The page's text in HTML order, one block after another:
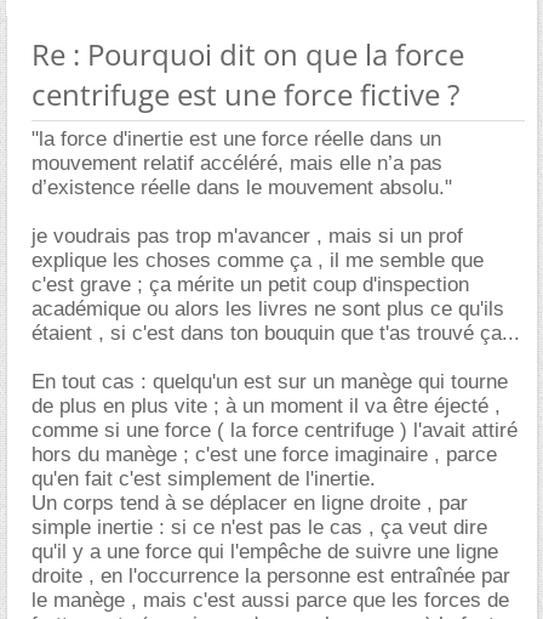
Re : Pourquoi dit on que la force
centrifuge est une force fictive ?
"la force d'inertie est une force réelle dans un
mouvement relatif accéléré, mais elle n’a pas
d’existence réelle dans le mouvement absolu."
je voudrais pas trop m'avancer , mais si un prof
explique les choses comme ça , il me semble que
c'est grave ; ça mérite un petit coup d'inspection
académique ou alors les livres ne sont plus ce qu'ils
étaient , si c'est dans ton bouquin que t'as trouvé ça...
En tout cas : quelqu'un est sur un manège qui tourne
de plus en plus vite ; à un moment il va être éjecté ,
comme si une force ( la force centrifuge ) l'avait attiré
hors du manège ; c'est une force imaginaire , parce
qu'en fait c'est simplement de l'inertie.
Un corps tend à se déplacer en ligne droite , par
simple inertie : si ce n'est pas le cas , ça veut dire
qu'il y a une force qui l'empêche de suivre une ligne
droite , en l'occurrence la personne est entraînée par
le manège , mais c'est aussi parce que les forces de